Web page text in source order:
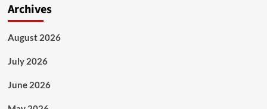
Archives
August 2026
July 2026
June 2026